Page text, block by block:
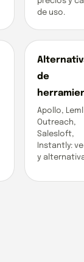
de uso.
de
Apollo,
Outreach,
Salesloft,
Instantly:
y